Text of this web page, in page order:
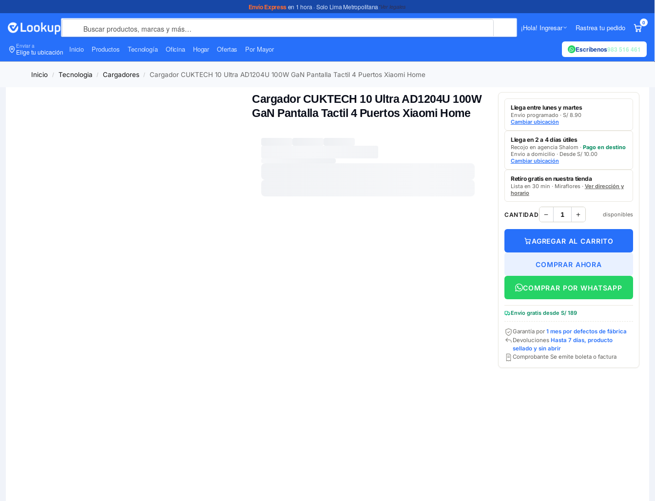
Envío Expressen 1 hora · Solo Lima Metropolitana*Ver legales
¡Hola! Ingresar Rastrea tu pedido
0
Enviar a
Elige tu ubicación Inicio Productos Tecnología Oficina Hogar Ofertas Por Mayor Escríbenos983 516 461
Inicio / Tecnologia / Cargadores / Cargador CUKTECH 10 Ultra AD1204U 100W GaN Pantalla Tactil 4 Puertos Xiaomi Home
Cargador CUKTECH 10 Ultra AD1204U 100W
GaN Pantalla Tactil 4 Puertos Xiaomi Home
Llega entre lunes y martes
Envío programado · S/ 8.90
Cambiar ubicación
Llega en 2 a 4 días útiles
Recojo en agencia Shalom · Pago en destino
Envío a domicilio · Desde S/ 10.00
Cambiar ubicación
Retíro gratis en nuestra tienda
Lista en 30 min · Miraflores · Ver dirección y
horario
CANTIDAD disponibles
AGREGAR AL CARRITO
COMPRAR AHORA
COMPRAR POR WHATSAPP
Envío gratis desde S/ 189
Garantía por 1 mes por defectos de fábrica
Devoluciones Hasta 7 días, producto
sellado y sin abrir
Comprobante Se emite boleta o factura